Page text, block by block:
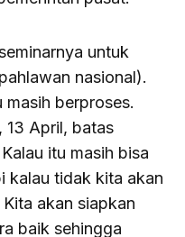
untuk
nasional).
masih berproses.
13 April, batas
itu masih bisa
kalau tidak kita akan
akan siapkan
baik sehingga